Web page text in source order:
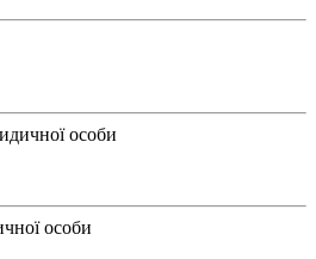
особи
особи